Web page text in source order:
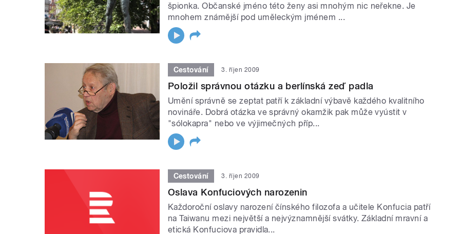
špionka. Občanské jméno této ženy asi mnohým nic neřekne. Je
mnohem známější pod uměleckým jménem ...
Cestování 3. říjen 2009
Položil správnou otázku a berlínská zeď padla
Umění správně se zeptat patří k základní výbavě každého kvalitního
novináře. Dobrá otázka ve správný okamžik pak může vyústit v
"sólokapra" nebo ve výjimečných příp...
Cestování 3. říjen 2009
Oslava Konfuciových narozenin
Každoroční oslavy narození čínského filozofa a učitele Konfucia patří
na Taiwanu mezi největší a nejvýznamnější svátky. Základní mravní a
etická Konfuciova pravidla...